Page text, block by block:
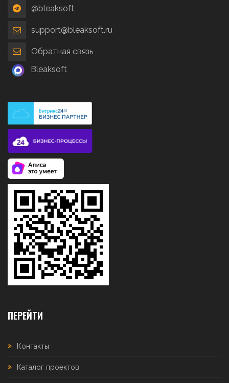
@bleaksoft
support@bleaksoft.ru
Обратная связь
Bleaksoft
ПЕРЕЙТИ
Контакты
Каталог проектов